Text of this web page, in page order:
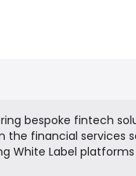
bespoke fintech
the financial services
White Label
and access to